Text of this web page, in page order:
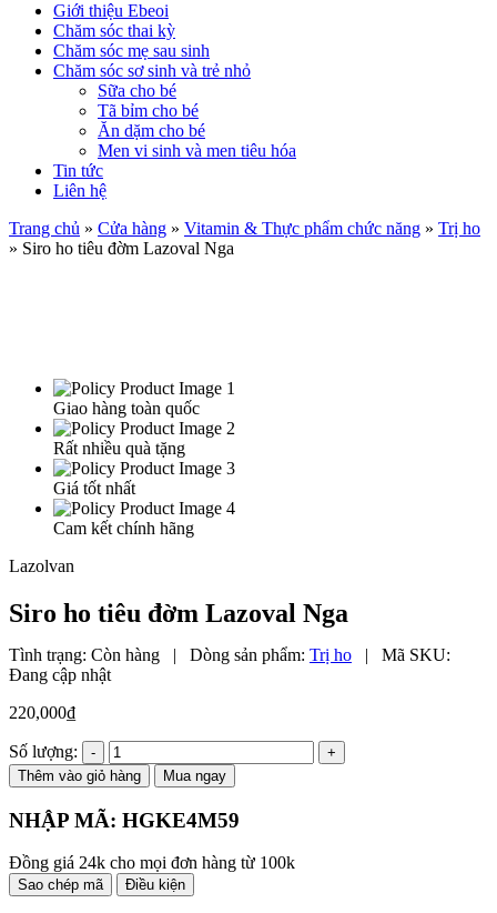
Giới thiệu Ebeoi
Chăm sóc thai kỳ
Chăm sóc mẹ sau sinh
Chăm sóc sơ sinh và trẻ nhỏ
Sữa cho bé
Tã bỉm cho bé
Ăn dặm cho bé
Men vi sinh và men tiêu hóa
Tin tức
Liên hệ
Trang chủ » Cửa hàng » Vitamin & Thực phẩm chức năng » Trị ho
» Siro ho tiêu đờm Lazoval Nga
Giao hàng toàn quốc
Rất nhiều quà tặng
Giá tốt nhất
Cam kết chính hãng
Lazolvan
Siro ho tiêu đờm Lazoval Nga
Tình trạng: Còn hàng | Dòng sản phẩm: Trị ho |
Mã SKU:
Đang cập nhật
220,000₫
Số lượng:
Thêm vào giỏ hàng Mua ngay
NHẬP MÃ: HGKE4M59
Đồng giá 24k cho mọi đơn hàng từ 100k
Sao chép mã Điều kiện